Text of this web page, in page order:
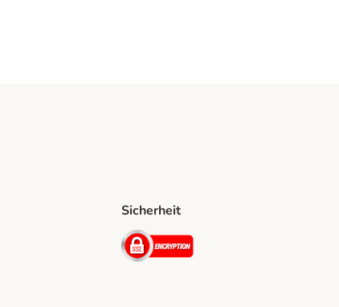
Sicherheit
Security